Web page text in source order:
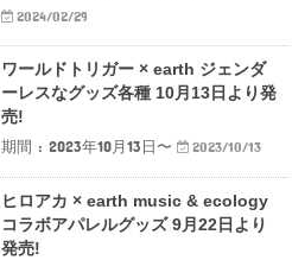
2024/02/29
ワールドトリガー × earth ジェンダ
ーレスなグッズ各種 10月13日より発
売!
期間 : 2023年10月13日〜
2023/10/13
ヒロアカ × earth music & ecology
コラボアパレルグッズ 9月22日より
発売!